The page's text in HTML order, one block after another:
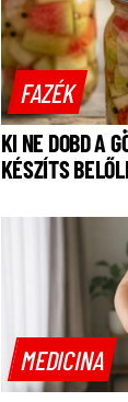
FAZÉK
KI NE DOBD A
KÉSZÍTS
MEDICINA